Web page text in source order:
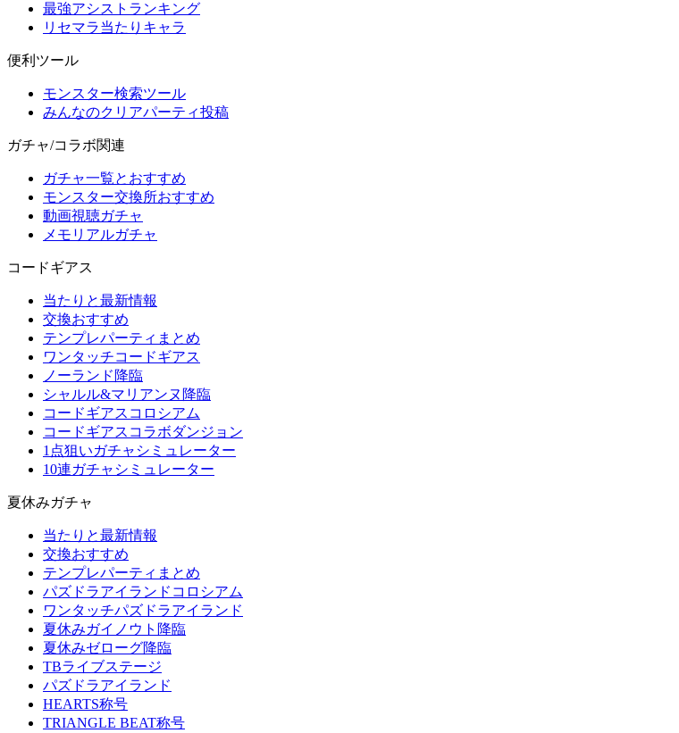
最強アシストランキング
リセマラ当たりキャラ
便利ツール
モンスター検索ツール
みんなのクリアパーティ投稿
ガチャ/コラボ関連
ガチャ一覧とおすすめ
モンスター交換所おすすめ
動画視聴ガチャ
メモリアルガチャ
コードギアス
当たりと最新情報
交換おすすめ
テンプレパーティまとめ
ワンタッチコードギアス
ノーランド降臨
シャルル&マリアンヌ降臨
コードギアスコロシアム
コードギアスコラボダンジョン
1点狙いガチャシミュレーター
10連ガチャシミュレーター
夏休みガチャ
当たりと最新情報
交換おすすめ
テンプレパーティまとめ
パズドラアイランドコロシアム
ワンタッチパズドラアイランド
夏休みガイノウト降臨
夏休みゼローグ降臨
TBライブステージ
パズドラアイランド
HEARTS称号
TRIANGLE BEAT称号